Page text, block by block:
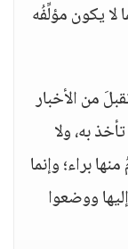
لا يكون مؤلِّفُه
من الأخبار
به، ولا
براء؛ وإنما
ووضعوا